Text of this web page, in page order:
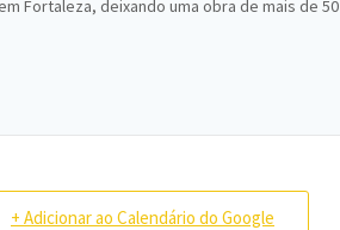
Fortaleza, deixando uma obra de mais de 50
+ Adicionar ao Calendário do Google